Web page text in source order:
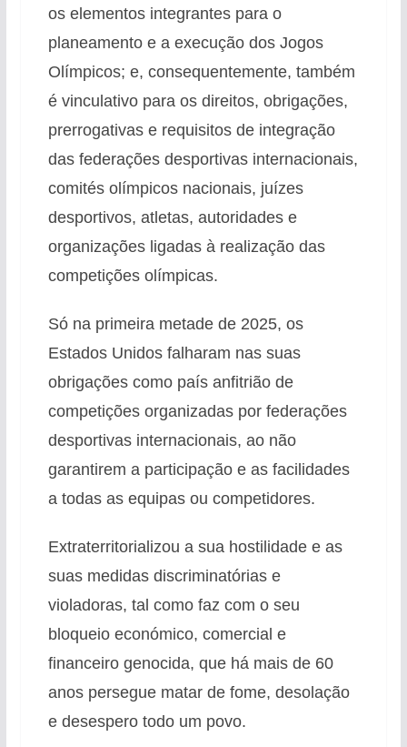
os elementos integrantes para o
planeamento e a execução dos Jogos
Olímpicos; e, consequentemente, também
é vinculativo para os direitos, obrigações,
prerrogativas e requisitos de integração
das federações desportivas internacionais,
comités olímpicos nacionais, juízes
desportivos, atletas, autoridades e
organizações ligadas à realização das
competições olímpicas.
Só na primeira metade de 2025, os
Estados Unidos falharam nas suas
obrigações como país anfitrião de
competições organizadas por federações
desportivas internacionais, ao não
garantirem a participação e as facilidades
a todas as equipas ou competidores.
Extraterritorializou a sua hostilidade e as
suas medidas discriminatórias e
violadoras, tal como faz com o seu
bloqueio económico, comercial e
financeiro genocida, que há mais de 60
anos persegue matar de fome, desolação
e desespero todo um povo.